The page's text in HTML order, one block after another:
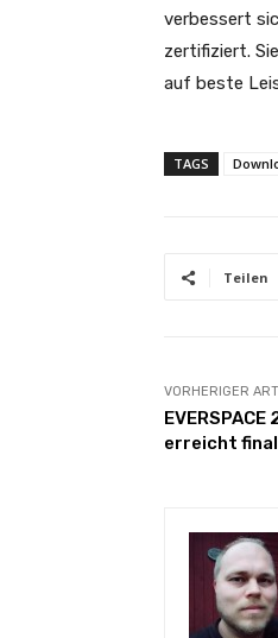
verbessert
zertifiziert.
auf beste
TAGS
Teilen
VORHERIGER
erreicht